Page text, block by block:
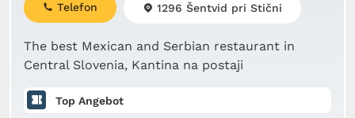
The best Mexican and Serbian restaurant in
Central Slovenia, Kantina na postaji
Telefon 1296 Šentvid pri Stični
Top Angebot